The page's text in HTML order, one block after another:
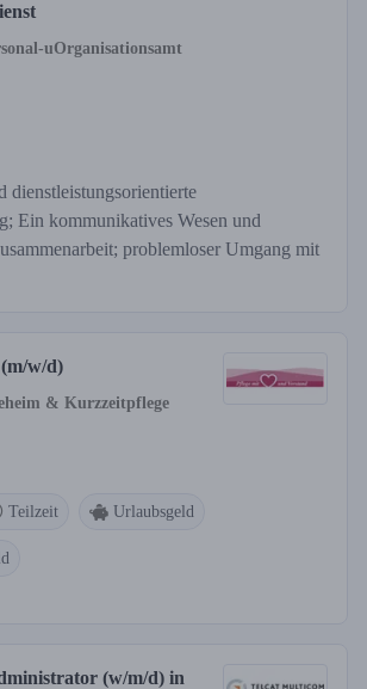
uOrganisationsamt
dienstleistungsorientierte
Ein kommunikatives Wesen und
problemloser Umgang mit
w/d)
& Kurzzeitpflege
Teilzeit Urlaubsgeld
(w/m/d) in